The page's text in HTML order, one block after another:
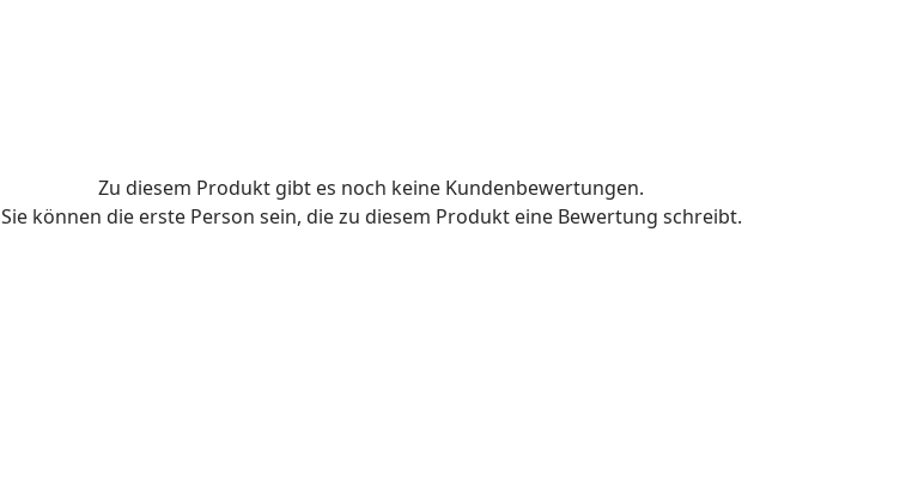
Zu diesem Produkt gibt es noch keine Kundenbewertungen.
Sie können die erste Person sein, die zu diesem Produkt eine Bewertung schreibt.